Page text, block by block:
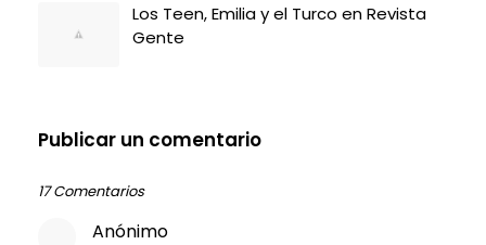
Los Teen, Emilia y el Turco en Revista
Gente
Publicar un comentario
17 Comentarios
Anónimo